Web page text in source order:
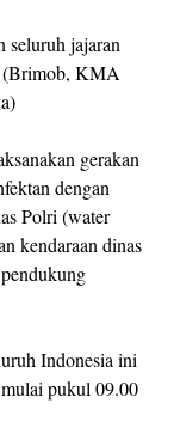
seluruh jajaran
(Brimob, KMA
gerakan
dengan
Polri (water
kendaraan dinas
Indonesia ini
pukul 09.00